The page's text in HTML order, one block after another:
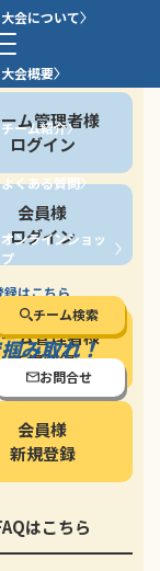
大会について
大会概要
チーム紹介
よくある質問
オンラインショッ
プ
チーム検索
お問合せ
停止する
方
ム管理者様
ログイン
会員様
ログイン
録はこちら
ム管理者様
新規登録
会員様
新規登録
はこちら
み取れ！
な意味が
務める、野球の
野球大会。